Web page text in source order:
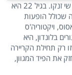
אם יש מישהי שבאמת לא צריכה פילטרים, זו כנראה שי זנקו. בגיל 22 היא
שכולל הופעות
ויקטוריה'ס
בלונדון, היא
רק תחילת הקריירה
את הפיד המגוון,